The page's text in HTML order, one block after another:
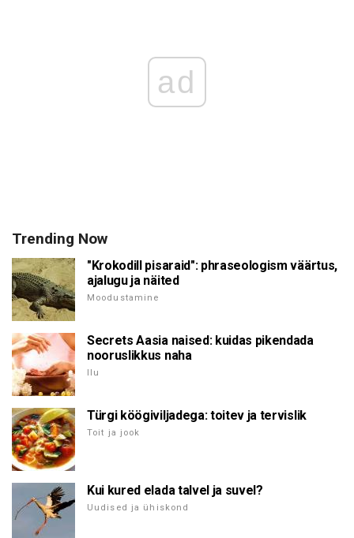
ad
Trending Now
"Krokodill pisaraid": phraseologism väärtus,
ajalugu ja näited
Moodustamine
Secrets Aasia naised: kuidas pikendada
nooruslikkus naha
Ilu
Türgi köögiviljadega: toitev ja tervislik
Toit ja jook
Kui kured elada talvel ja suvel?
Uudised ja ühiskond